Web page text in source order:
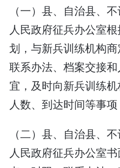
（一）县、自治县、
人民政府征兵办公室
划，与新兵训练机构商
联系办法、档案交接
宜，及时向新兵训练机
人数、到达时间等事项
（二）县、自治县、
人民政府征兵办公室